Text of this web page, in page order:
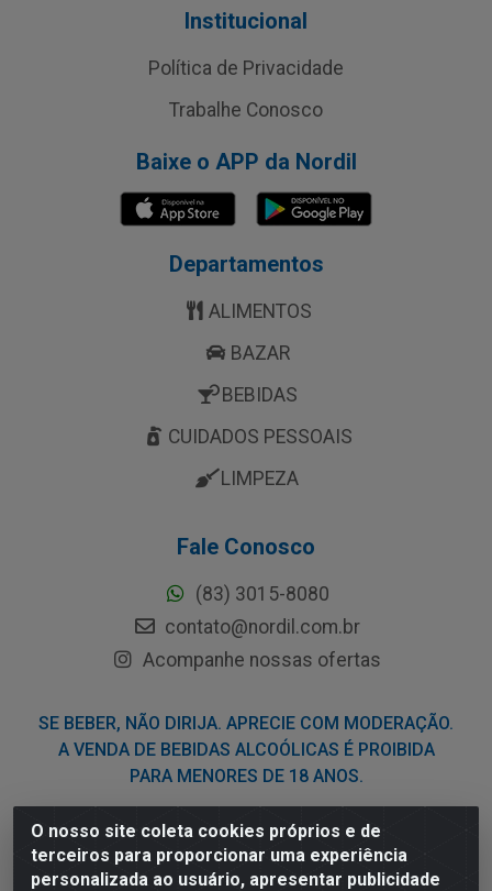
O nosso site coleta cookies próprios e de
terceiros para proporcionar uma experiência
personalizada ao usuário, apresentar publicidade
Institucional
Política de Privacidade
Trabalhe Conosco
Baixe o APP da Nordil
Departamentos
ALIMENTOS
BAZAR
BEBIDAS
CUIDADOS PESSOAIS
LIMPEZA
Fale Conosco
(83) 3015-8080
contato@nordil.com.br
Acompanhe nossas ofertas
SE BEBER, NÃO DIRIJA. APRECIE COM MODERAÇÃO.
A VENDA DE BEBIDAS ALCOÓLICAS É PROIBIDA
PARA MENORES DE 18 ANOS.
Nordil Distribuidora - Avenida Liberdade, 2738, Bloco F -
Sesi - Bayeux/PB - CEP 58.111-400 - CNPJ